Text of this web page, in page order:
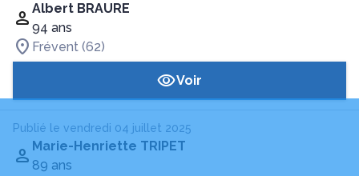
Albert BRAURE
94 ans
Frévent (62)
Voir
Publié le vendredi 04 juillet 2025
Marie-Henriette TRIPET
89 ans